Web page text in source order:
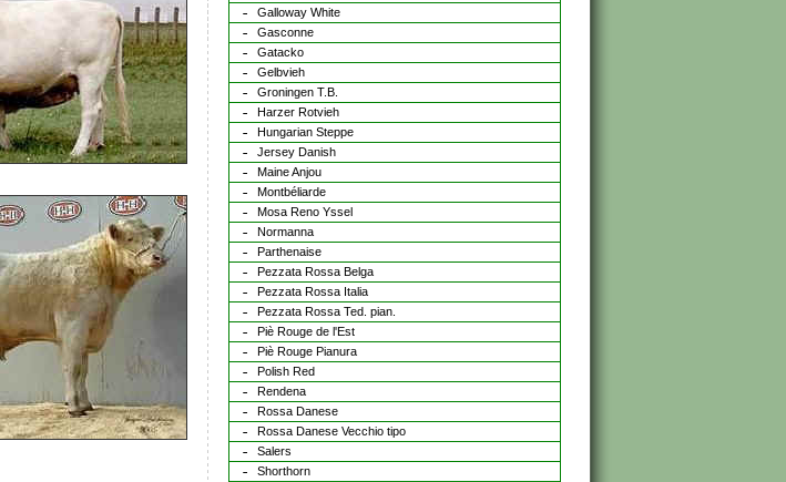
Galloway White
Gasconne
Gatacko
Gelbvieh
Groningen T.B.
Harzer Rotvieh
Hungarian Steppe
Jersey Danish
Maine Anjou
Montbéliarde
Mosa Reno Yssel
Normanna
Parthenaise
Pezzata Rossa Belga
Pezzata Rossa Italia
Pezzata Rossa Ted. pian.
Piè Rouge de l'Est
Piè Rouge Pianura
Polish Red
Rendena
Rossa Danese
Rossa Danese Vecchio tipo
Salers
Shorthorn